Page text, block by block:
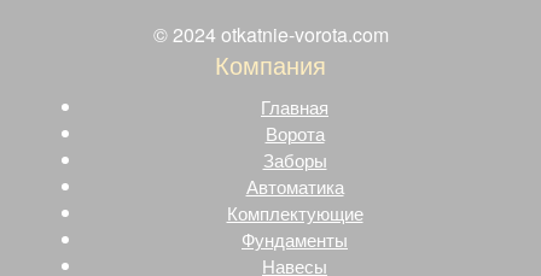
© 2024 otkatnie-vorota.com
Компания
Главная
Ворота
Заборы
Автоматика
Комплектующие
Фундаменты
Навесы